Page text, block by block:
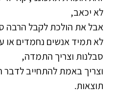
לא יכאב,
אבל את הולכת לקבל הרבה
לא תמיד אנשים נחמדים או
סבלנות וצריך התמדה,
וצריך באמת להתחייב לדבר
תוצאות.